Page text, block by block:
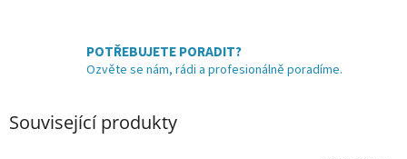
POTŘEBUJETE PORADIT?
Ozvěte se nám, rádi a profesionálně poradíme.
Související produkty